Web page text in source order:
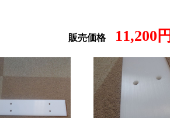
販売価格 11,200円